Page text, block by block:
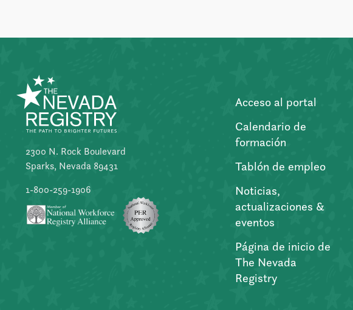
2300 N. Rock Boulevard
Sparks, Nevada 89431
1-800-259-1906
Acceso al portal
Calendario de
formación
Tablón de empleo
Noticias,
actualizaciones &
eventos
Página de inicio de
The Nevada
Registry